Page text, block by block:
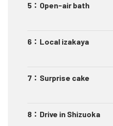
5 ： Open-air bath
6 ： Local izakaya
7 ： Surprise cake
8 ： Drive in Shizuoka